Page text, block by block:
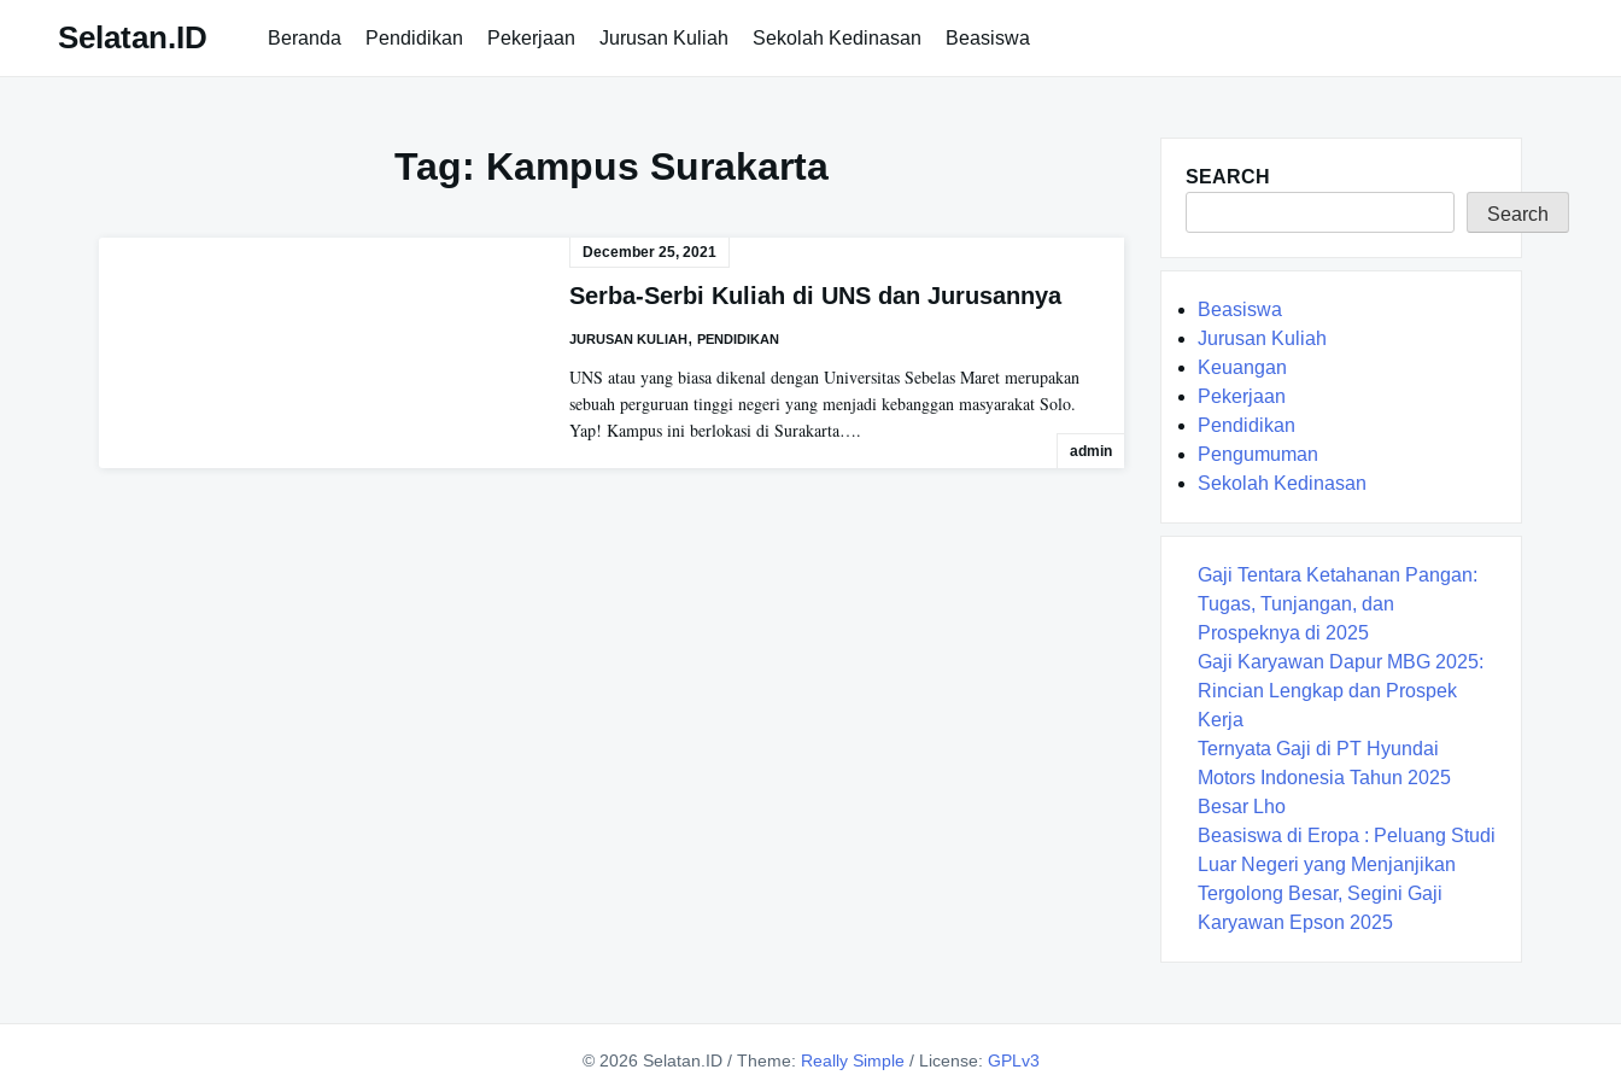
Selatan.ID Beranda Pendidikan Pekerjaan Jurusan Kuliah Sekolah Kedinasan Beasiswa
Tag: Kampus Surakarta
December 25, 2021
Serba-Serbi Kuliah di UNS dan Jurusannya
JURUSAN KULIAH, PENDIDIKAN
UNS atau yang biasa dikenal dengan Universitas Sebelas Maret merupakan
sebuah perguruan tinggi negeri yang menjadi kebanggan masyarakat Solo.
Yap! Kampus ini berlokasi di Surakarta….
admin
SEARCH
Search
Beasiswa
Jurusan Kuliah
Keuangan
Pekerjaan
Pendidikan
Pengumuman
Sekolah Kedinasan
Gaji Tentara Ketahanan Pangan:
Tugas, Tunjangan, dan
Prospeknya di 2025
Gaji Karyawan Dapur MBG 2025:
Rincian Lengkap dan Prospek
Kerja
Ternyata Gaji di PT Hyundai
Motors Indonesia Tahun 2025
Besar Lho
Beasiswa di Eropa : Peluang Studi
Luar Negeri yang Menjanjikan
Tergolong Besar, Segini Gaji
Karyawan Epson 2025
© 2026 Selatan.ID / Theme: Really Simple / License: GPLv3